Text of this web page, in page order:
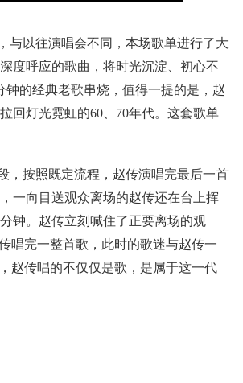
与以往演唱会不同，本场歌单进行了大
度呼应的歌曲，将时光沉淀、初心不
的经典老歌串烧，值得一提的是，赵
回灯光霓虹的60、70年代。这套歌单
，按照既定流程，赵传演唱完最后一首
一向目送观众离场的赵传还在台上挥
钟。赵传立刻喊住了正要离场的观
唱完一整首歌，此时的歌迷与赵传一
赵传唱的不仅仅是歌，是属于这一代